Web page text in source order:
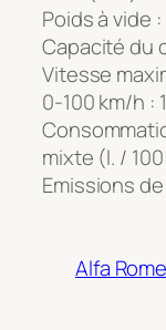
Poids à vide :
Capacité du
Vitesse
0-100 km/h :
mixte (l. /
Emissions
Alfa